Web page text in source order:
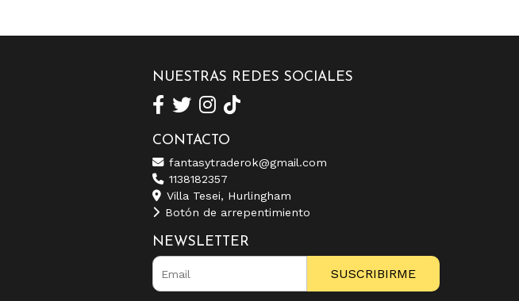
NUESTRAS REDES SOCIALES
CONTACTO
fantasytraderok@gmail.com
1138182357
Villa Tesei, Hurlingham
Botón de arrepentimiento
NEWSLETTER
SUSCRIBIRME